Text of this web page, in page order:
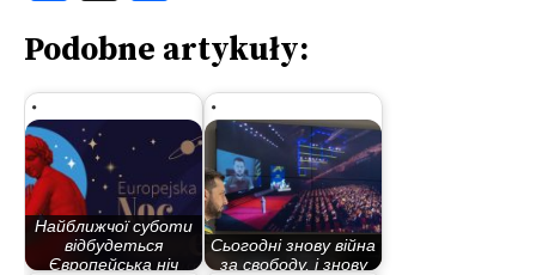
Podobne artykuły:
Найближчої суботи
відбудеться
Європейська ніч
Сьогодні знову війна
за свободу, і знову